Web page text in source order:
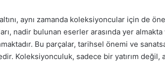
aynı zamanda koleksiyoncular için de
nadir bulunan eserler arasında yer
Bu parçalar, tarihsel önemi ve
Koleksiyonculuk, sadece bir yatırım